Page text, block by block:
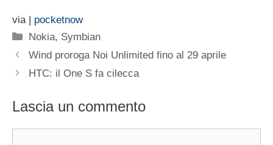
via | pocketnow
Categorie
Nokia, Symbian
Wind proroga Noi Unlimited fino al 29 aprile
HTC: il One S fa cilecca
Lascia un commento